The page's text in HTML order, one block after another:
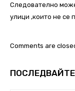
Следователно
улици ,които не се
Comments are
ПОСЛЕДВАЙТЕ